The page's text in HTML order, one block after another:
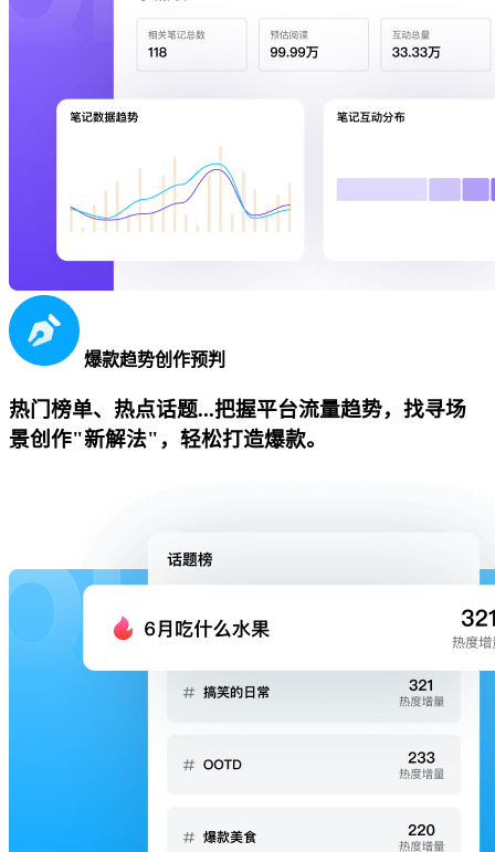
爆款趋势创作预判
热门榜单、热点话题...把握平台流量趋势，找寻场
景创作"新解法"，轻松打造爆款。